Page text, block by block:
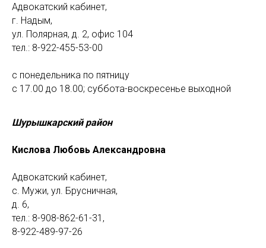
Адвокатский кабинет,
г. Надым,
ул. Полярная, д. 2, офис 104
тел.: 8-922-455-53-00
с понедельника по пятницу
с 17.00 до 18.00; суббота-воскресенье выходной
Шурышкарский район
Кислова Любовь Александровна
Адвокатский кабинет,
с. Мужи, ул. Брусничная,
д. 6,
тел.: 8-908-862-61-31,
8-922-489-97-26